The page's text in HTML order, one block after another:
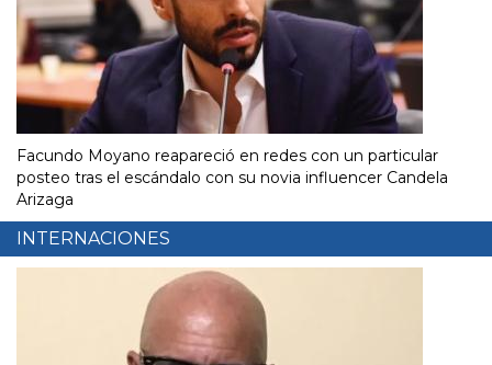
Facundo Moyano reapareció en redes con un particular
posteo tras el escándalo con su novia influencer Candela
Arizaga
INTERNACIONES